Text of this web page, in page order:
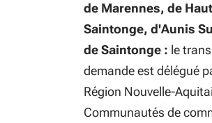
de Marennes, de
Saintonge, d'Aunis
de Saintonge : le
demande est délégué
Région Nouvelle-
Communautés de